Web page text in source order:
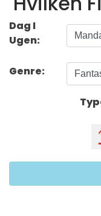
Dag I
Ugen:
Genre: